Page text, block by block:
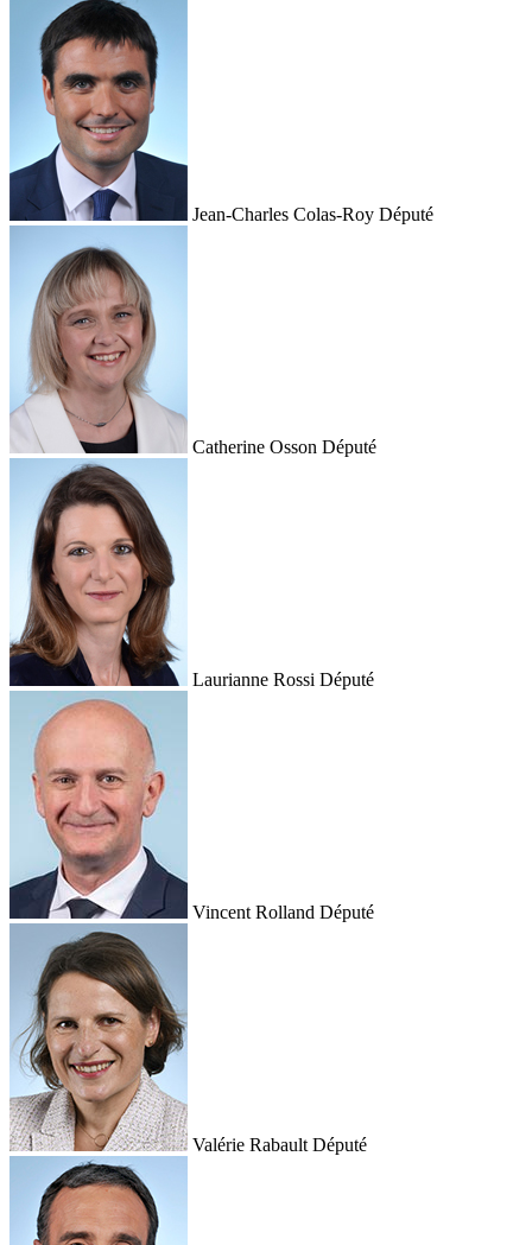
Jean-Charles Colas-Roy Député
Catherine Osson Député
Laurianne Rossi Député
Vincent Rolland Député
Valérie Rabault Député